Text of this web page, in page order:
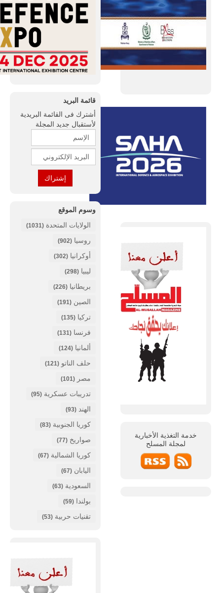
خدمة التغذية الأخبارية
لمجلة المسلح
قائمة البريد
أشترك فى القائمة البريدية
لأستقبال جديد المجلة
وسوم الموقع
الولايات المتحدة (1031)
روسيا (902)
أوكرانيا (302)
ليبيا (298)
بريطانيا (226)
الصين (191)
تركيا (135)
فرنسا (131)
ألمانيا (124)
حلف الناتو (121)
مصر (101)
تدريبات عسكرية (95)
الهند (93)
كوريا الجنوبية (83)
صواريخ (77)
كوريا الشمالية (67)
اليابان (67)
السعودية (63)
بولندا (59)
تقنيات حربية (53)